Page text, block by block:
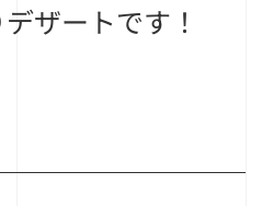
ザートです！